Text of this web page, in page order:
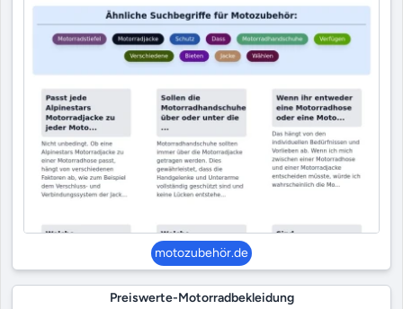
motozubehör.de
Preiswerte-Motorradbekleidung